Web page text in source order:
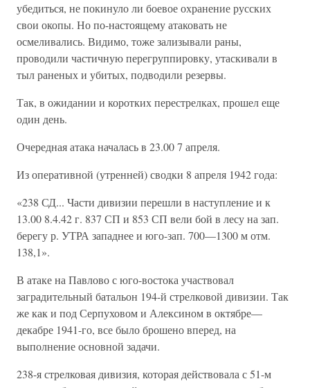
убедиться, не покинуло ли боевое охранение русских
свои окопы. Но по-настоящему атаковать не
осмеливались. Видимо, тоже зализывали раны,
проводили частичную перегруппировку, утаскивали в
тыл раненых и убитых, подводили резервы.
Так, в ожидании и коротких перестрелках, прошел еще
один день.
Очередная атака началась в 23.00 7 апреля.
Из оперативной (утренней) сводки 8 апреля 1942 года:
«238 СД... Части дивизии перешли в наступление и к
13.00 8.4.42 г. 837 СП и 853 СП вели бой в лесу на зап.
берегу р. УТРА западнее и юго-зап. 700—1300 м отм.
138,1».
В атаке на Павлово с юго-востока участвовал
заградительный батальон 194-й стрелковой дивизии. Так
же как и под Серпуховом и Алексином в октябре—
декабре 1941-го, все было брошено вперед, на
выполнение основной задачи.
238-я стрелковая дивизия, которая действовала с 51-м